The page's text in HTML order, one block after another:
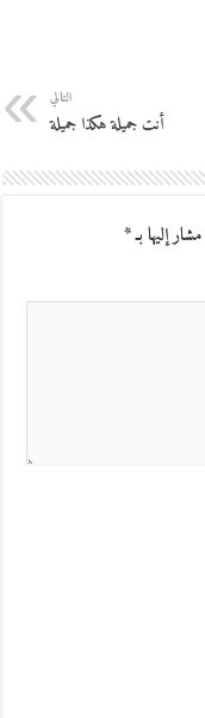
التالي
أنت جميلة هكذا جميلة
إليها بـ*